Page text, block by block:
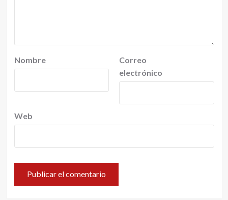
Nombre
Correo
electrónico
Web